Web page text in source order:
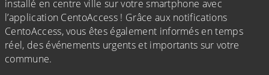
installé en centre ville sur votre smartphone avec
l’application CentoAccess ! Grâce aux notifications
CentoAccess, vous êtes également informés en temps
réel, des événements urgents et importants sur votre
commune.